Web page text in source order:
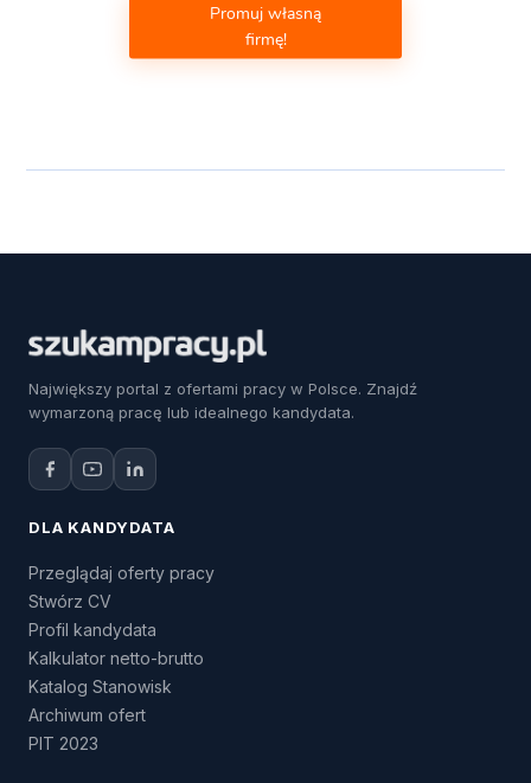
Promuj własną
firmę!
Największy portal z ofertami pracy w Polsce. Znajdź
wymarzoną pracę lub idealnego kandydata.
DLA KANDYDATA
Przeglądaj oferty pracy
Stwórz CV
Profil kandydata
Kalkulator netto-brutto
Katalog Stanowisk
Archiwum ofert
PIT 2023